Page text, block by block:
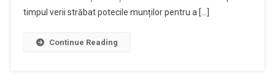
timpul verii străbat potecile munților pentru a […]
Continue Reading